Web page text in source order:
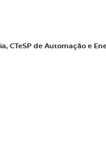
CTeSP de Automação e